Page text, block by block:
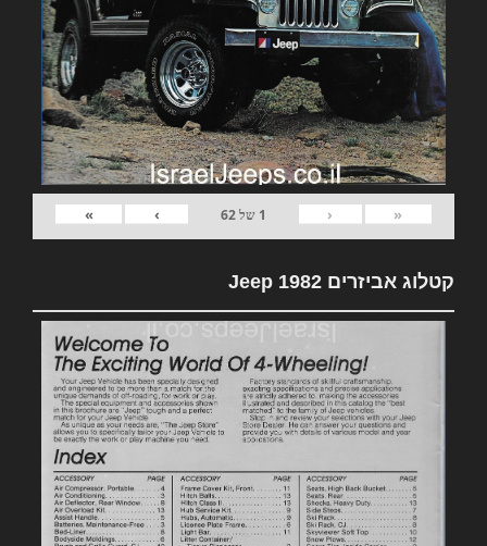
«
‹
1 של62
›
»
קטלוג אביזרים 1982 Jeep